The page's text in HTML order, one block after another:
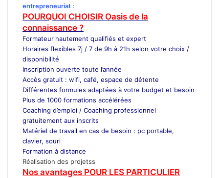
entrepreneuriat :
POURQUOI CHOISIR Oasis de la
connaissance ?
Formateur hautement qualifiés et expert
Horaires flexibles 7j / 7 de 9h à 21h selon votre choix /
disponibilité
Inscription ouverte toute l’année
Accès gratuit : wifi, café, espace de détente
Différentes formules adaptées à votre budget et besoin
Plus de 1000 formations accélérées
Coaching d’emploi / Coaching professionnel
gratuitement aux inscrits
Matériel de travail en cas de besoin : pc portable,
clavier, souri
Formation à distance
Réalisation des projetss
Nos avantages POUR LES PARTICULIER